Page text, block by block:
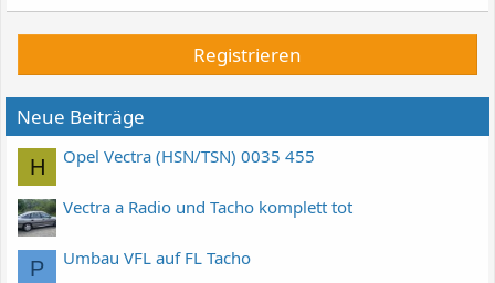
Registrieren
Neue Beiträge
H Opel Vectra (HSN/TSN) 0035 455
Vectra a Radio und Tacho komplett tot
P Umbau VFL auf FL Tacho